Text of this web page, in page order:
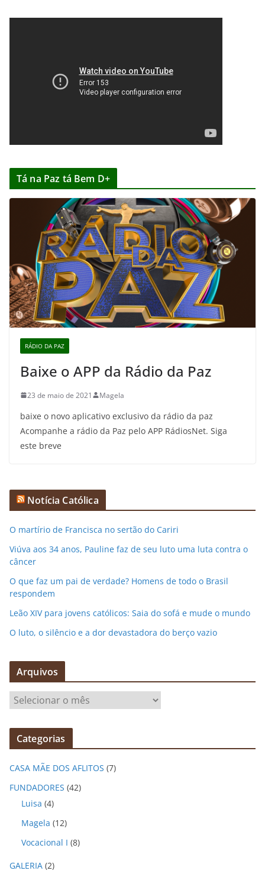
Tá na Paz tá Bem D+
RÁDIO DA PAZ
Baixe o APP da Rádio da Paz
23 de maio de 2021 Magela
baixe o novo aplicativo exclusivo da rádio da paz
Acompanhe a rádio da Paz pelo APP RádiosNet. Siga
este breve
Notícia Católica
O martírio de Francisca no sertão do Cariri
Viúva aos 34 anos, Pauline faz de seu luto uma luta contra o
câncer
O que faz um pai de verdade? Homens de todo o Brasil
respondem
Leão XIV para jovens católicos: Saia do sofá e mude o mundo
O luto, o silêncio e a dor devastadora do berço vazio
Arquivos
r
q
v
o
Categorias
CASA MÃE DOS AFLITOS (7)
FUNDADORES (42)
Luisa (4)
Magela (12)
Vocacional I (8)
GALERIA (2)